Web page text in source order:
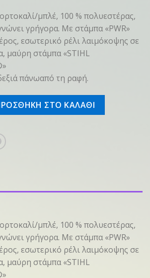
μπλέ, 100 % πολυεστέρας,
γρήγορα. Με στάμπα «PWR»
εσωτερικό ρέλι λαιμόκοψης σε
μαύρη στάμπα «STIHL
πάνωαπό τη ραφή.
SZ L Πορτοκαλί/Μαύρο ποσότητα
ΣΤΟ ΚΑΛΑΘΙ
μπλέ, 100 % πολυεστέρας,
γρήγορα. Με στάμπα «PWR»
εσωτερικό ρέλι λαιμόκοψης σε
μαύρη στάμπα «STIHL